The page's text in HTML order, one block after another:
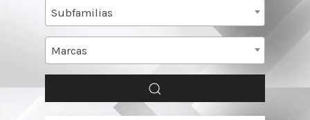
Subfamilias
Marcas